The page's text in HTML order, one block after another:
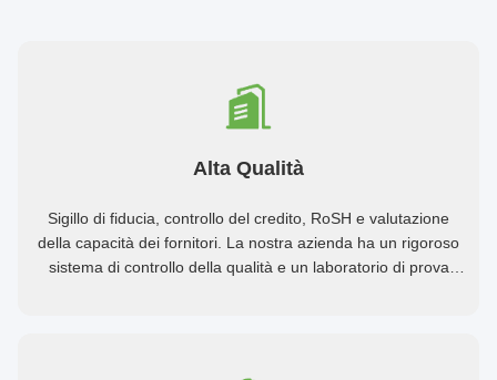
Alta Qualità
Sigillo di fiducia, controllo del credito, RoSH e valutazione
della capacità dei fornitori. La nostra azienda ha un rigoroso
sistema di controllo della qualità e un laboratorio di prova